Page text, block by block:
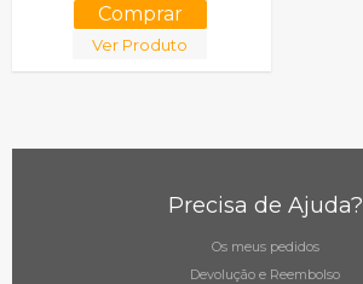
Ver Produto
Precisa de Ajuda?
Os meus pedidos
Devolução e Reembolso